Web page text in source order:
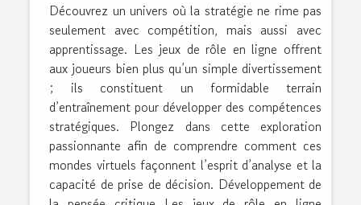
Découvrez un univers où la stratégie ne rime pas
seulement avec compétition, mais aussi avec
apprentissage. Les jeux de rôle en ligne offrent
aux joueurs bien plus qu’un simple divertissement
; ils constituent un formidable terrain
d’entraînement pour développer des compétences
stratégiques. Plongez dans cette exploration
passionnante afin de comprendre comment ces
mondes virtuels façonnent l’esprit d’analyse et la
capacité de prise de décision. Développement de